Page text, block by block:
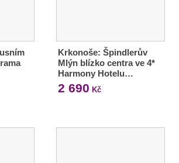
Krkonoše: Špindlerův
Mlýn blízko centra ve 4*
Harmony Hotelu…
2 690 Kč